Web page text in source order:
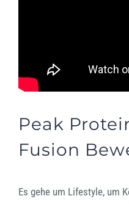
Peak
Fusion
Es gehe um Lifestyle, um